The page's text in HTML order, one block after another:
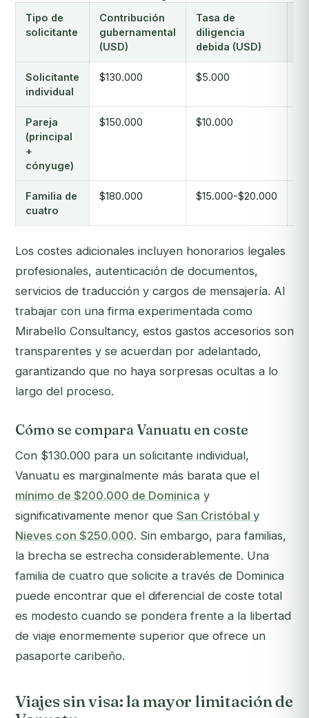
Tipo de
solicitante
Contribución
gubernamental
(USD)
Tasa de
diligencia
debida (USD)
Solicitante
individual
$130.000 $5.000
Pareja
(principal
+
cónyuge)
$150.000 $10.000
Familia de
cuatro
$180.000 $15.000-$20.000
Los costes adicionales incluyen honorarios legales
profesionales, autenticación de documentos,
servicios de traducción y cargos de mensajería. Al
trabajar con una firma experimentada como
Mirabello Consultancy, estos gastos accesorios son
transparentes y se acuerdan por adelantado,
garantizando que no haya sorpresas ocultas a lo
largo del proceso.
Cómo se compara Vanuatu en coste
Con $130.000 para un solicitante individual,
Vanuatu es marginalmente más barata que el
mínimo de $200.000 de Dominica y
significativamente menor que San Cristóbal y
Nieves con $250.000. Sin embargo, para familias,
la brecha se estrecha considerablemente. Una
familia de cuatro que solicite a través de Dominica
puede encontrar que el diferencial de coste total
es modesto cuando se pondera frente a la libertad
de viaje enormemente superior que ofrece un
pasaporte caribeño.
Viajes sin visa: la mayor limitación de